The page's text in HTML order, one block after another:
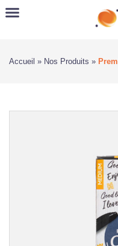
Accueil » Nos Produits »